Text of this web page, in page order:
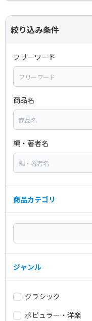
絞り込み条件
フリーワード
商品名
編・著者名
商品カテゴリ
ジャンル
クラシック
ポピュラー・洋楽